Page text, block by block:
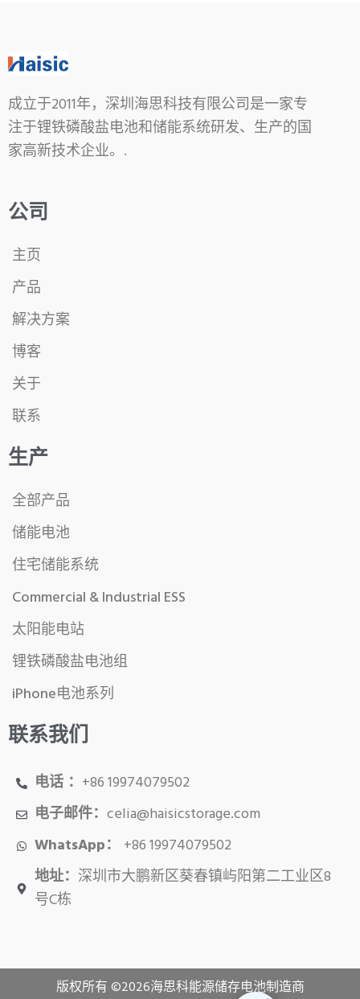
成立于2011年，深圳海思科技有限公司是一家专
注于锂铁磷酸盐电池和储能系统研发、生产的国
家高新技术企业。.
公司
主页
产品
解决方案
博客
关于
联系
生产
全部产品
储能电池
住宅储能系统
Commercial & Industrial ESS
太阳能电站
锂铁磷酸盐电池组
iPhone电池系列
联系我们
电话 ： +86 19974079502
电子邮件： celia@haisicstorage.com
WhatsApp： +86 19974079502
地址： 深圳市大鹏新区葵春镇屿阳第二工业区8
号C栋
版权所有 ©2026海思科能源储存电池制造商